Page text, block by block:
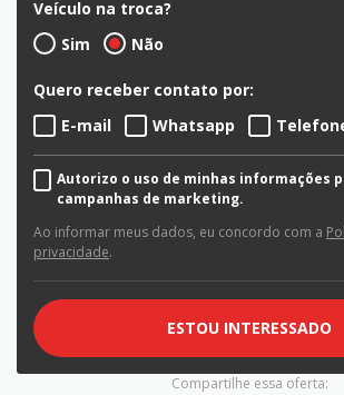
Veículo na troca?
Sim
Não
Quero receber contato por:
E-mail
Whatsapp
Autorizo o uso de minhas informações
campanhas de marketing.
Ao informar meus dados, eu concordo com a
privacidade.
ESTOU INTERESSADO
Compartilhe essa oferta: